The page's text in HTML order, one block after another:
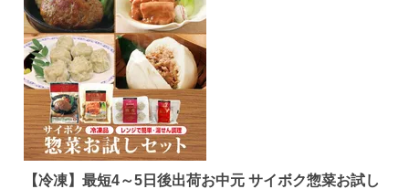
【冷凍】最短4～5日後出荷お中元 サイボク惣菜お試し